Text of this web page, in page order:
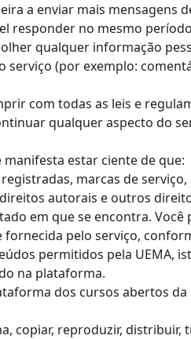
a enviar mais mensagens
responder no mesmo
qualquer informação
(por exemplo:
com todas as leis e
qualquer aspecto do
estar ciente de que:
marcas de
autorais e outros
em que se encontra.
pelo serviço,
permitidos pela UEMA,
na plataforma.
dos cursos abertos
copiar, reproduzir,